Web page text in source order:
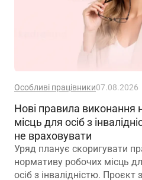
Особливі працівники07.08.2026
Нові правила виконання
місць для осіб з
не враховувати
Уряд планує скоригувати
нормативу робочих місць
осіб з інвалідністю.